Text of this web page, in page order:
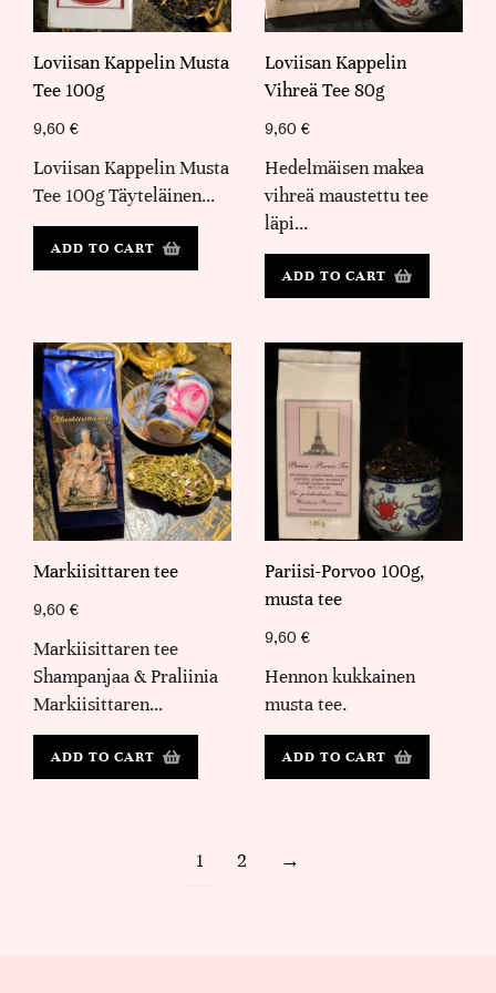
Loviisan Kappelin Musta
Tee 100g
9,60 €
Loviisan Kappelin Musta
Tee 100g Täyteläinen…
ADD TO CART
Loviisan Kappelin
Vihreä Tee 80g
9,60 €
Hedelmäisen makea
vihreä maustettu tee
läpi…
ADD TO CART
Markiisittaren tee
9,60 €
Markiisittaren tee
Shampanjaa & Praliinia
Markiisittaren…
ADD TO CART
Pariisi-Porvoo 100g,
musta tee
9,60 €
Hennon kukkainen
musta tee.
ADD TO CART
1 2 →